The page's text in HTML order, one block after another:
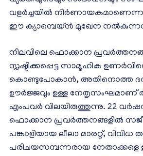
വളർച്ചയിൽ
ഈ ക്യാമ്പെയ്ൻ മുഖേന
നിലവിലെ ഫൊക്കാന
സൃഷ്ടിക്കപ്പെട്ട സാമൂഹിക
കൊണ്ടുപോകാൻ, അതിനൊത്ത
ഊർജ്ജവും ഉള്ള നേതൃസംഘമാണ്
എംപവർ വിലയിരുത്തുന്നു. 22
ഫൊക്കാന പ്രവർത്തനങ്ങളിൽ
പങ്കാളിയായ ലീലാ മാരറ്റ്, വിവിധ
പരിചയസമ്പന്നരായ നേതാക്കളെ